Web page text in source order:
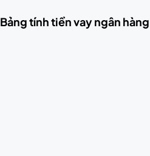
Bảng tính tiền vay ngân hàng